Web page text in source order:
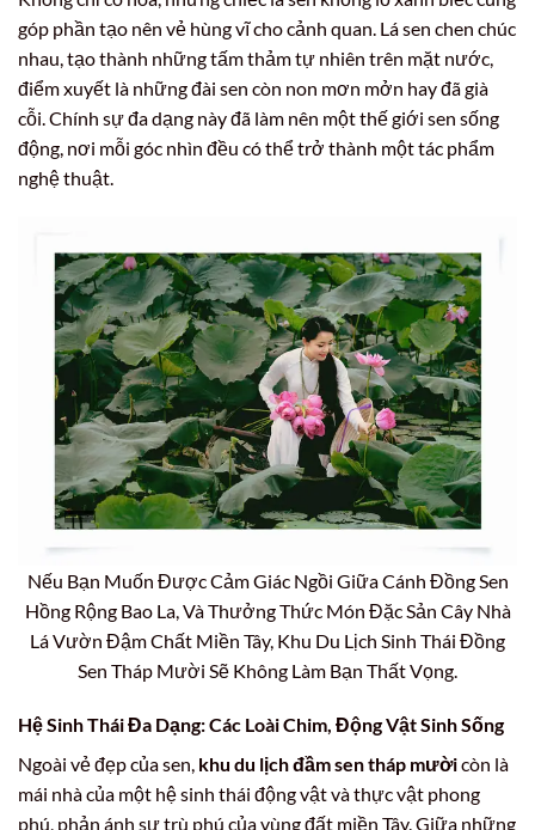
góp phần tạo nên vẻ hùng vĩ cho cảnh quan. Lá sen chen chúc
nhau, tạo thành những tấm thảm tự nhiên trên mặt nước,
điểm xuyết là những đài sen còn non mơn mởn hay đã già
cỗi. Chính sự đa dạng này đã làm nên một thế giới sen sống
động, nơi mỗi góc nhìn đều có thể trở thành một tác phẩm
nghệ thuật.
Nếu Bạn Muốn Được Cảm Giác Ngồi Giữa Cánh Đồng Sen
Hồng Rộng Bao La, Và Thưởng Thức Món Đặc Sản Cây Nhà
Lá Vườn Đậm Chất Miền Tây, Khu Du Lịch Sinh Thái Đồng
Sen Tháp Mười Sẽ Không Làm Bạn Thất Vọng.
Hệ Sinh Thái Đa Dạng: Các Loài Chim, Động Vật Sinh Sống
Ngoài vẻ đẹp của sen, khu du lịch đầm sen tháp mườicòn là
mái nhà của một hệ sinh thái động vật và thực vật phong
phú, phản ánh sự trù phú của vùng đất miền Tây. Giữa những